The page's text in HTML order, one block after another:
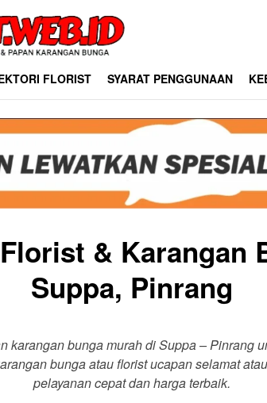
FLORIST SYARAT PENGGUNAAN
& Karangan
Suppa, Pinrang
karangan bunga murah di Suppa – Pinrang
bunga atau florist ucapan selamat
pelayanan cepat dan harga terbaik.